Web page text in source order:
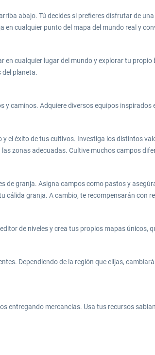
abajo. Tú decides si prefieres disfrutar de
en cualquier punto del mapa del mundo real y
en cualquier lugar del mundo y explorar tu
del planeta.
caminos. Adquiere diversos equipos inspirados
el éxito de tus cultivos. Investiga los distintos
zonas adecuadas. Cultive muchos campos
de granja. Asigna campos como pastos y
cálida granja. A cambio, te recompensarán con
de niveles y crea tus propios mapas
Dependiendo de la región que elijas,
entregando mercancías. Usa tus recursos